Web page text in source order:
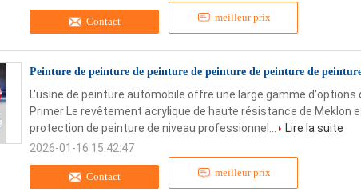
Contact meilleur prix
Peinture de peinture de peinture de peinture de peinture de
Contact meilleur prix
L'usine de peinture automobile offre une large gamme d'options
Primer Le revêtement acrylique de haute résistance de Meklon
protection de peinture de niveau professionnel...
Lire la suite
2026-01-16 15:42:47